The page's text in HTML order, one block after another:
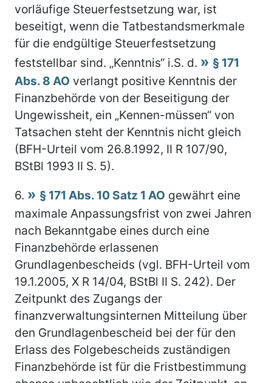
vorläufige Steuerfestsetzung war, ist
beseitigt, wenn die Tatbestandsmerkmale
für die endgültige Steuerfestsetzung
feststellbar sind. „Kenntnis“ i.S. d.
§ 171
Abs. 8 AO verlangt positive Kenntnis der
Finanzbehörde von der Beseitigung der
Ungewissheit, ein „Kennen-müssen“ von
Tatsachen steht der Kenntnis nicht gleich
(BFH-Urteil vom 26.8.1992, II R 107/90,
BStBl 1993 II S. 5).
6.
§ 171 Abs. 10 Satz 1 AO gewährt eine
maximale Anpassungsfrist von zwei Jahren
nach Bekanntgabe eines durch eine
Finanzbehörde erlassenen
Grundlagenbescheids (vgl. BFH-Urteil vom
19.1.2005, X R 14/04, BStBl II S. 242). Der
Zeitpunkt des Zugangs der
finanzverwaltungsinternen Mitteilung über
den Grundlagenbescheid bei der für den
Erlass des Folgebescheids zuständigen
Finanzbehörde ist für die Fristbestimmung